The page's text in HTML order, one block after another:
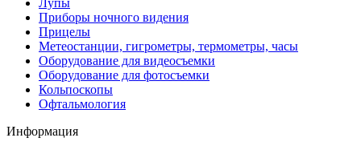
Приборы ночного видения
Прицелы
Метеостанции, гигрометры, термометры, часы
Оборудование для видеосъемки
Оборудование для фотосъемки
Кольпоскопы
Офтальмология
Информация